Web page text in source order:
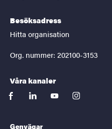
Besöksadress
Hitta organisation
Org. nummer: 202100-3153
Våra kanaler
facebooklinkedinyoutubeinstagram
Genvägar